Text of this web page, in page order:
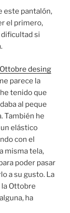
este pantalón,
el primero,
dificultad si
Ottobre desing
parece la
tenido que
al peque
También he
elástico
con el
misma tela,
poder pasar
a su gusto. La
Ottobre
ha